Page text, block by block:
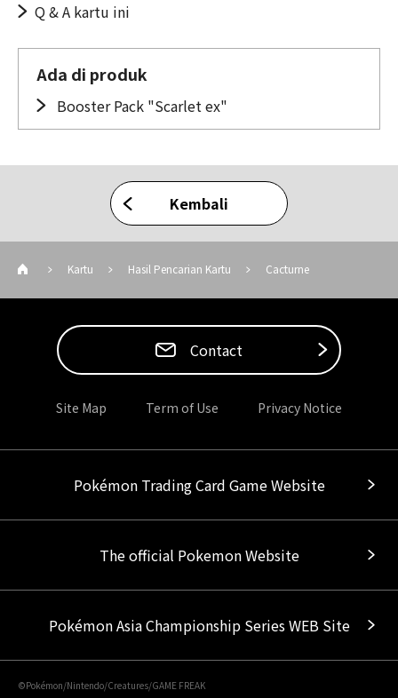
Q & A kartu ini
Ada di produk
Booster Pack "Scarlet ex"
Kembali
Kartu Hasil Pencarian Kartu Cacturne
Contact
Site Map Term of Use Privacy Notice
Pokémon Trading Card Game Website
The official Pokemon Website
Pokémon Asia Championship Series WEB Site
©Pokémon/Nintendo/Creatures/GAME FREAK